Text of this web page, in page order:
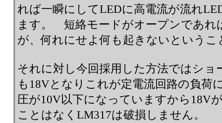
れば一瞬にしてLEDに高電流が流れ
ます。 短絡モードがオープンであれ
が、何れにせよ何も起きないという
それに対し今回採用した方法ではショ
も18Vとなりこれが定電流回路の負荷
圧が10V以下になっていますから18V
ことはなくLM317は破損しません